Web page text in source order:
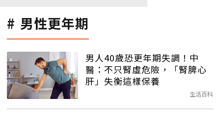
男性更年期
男人40歲恐更年期失調！中
醫：不只腎虛危險，「腎脾心
肝」失衡這樣保養
生活百科